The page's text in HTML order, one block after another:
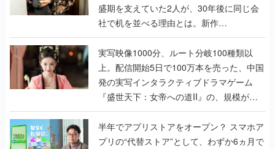
盛期を支えていた2人が、30年後に同じ会
社で机を並べる理由とは。新作
『TATSUJIN EXTREME』で初タッグを組
んだレジェンド2人に訊く開発秘話
実写映像1000分、ルート分岐100種類以
上。配信開始5日で100万本を売った、中国
発の実写インタラクティブドラマゲーム
『盛世天下：女帝への道II』の、規模が違
うこだわりをプロデューサーに聞いた
半年でアプリストアをオープン？ スマホア
プリの“代替ストア”として、わずか6ヵ月で